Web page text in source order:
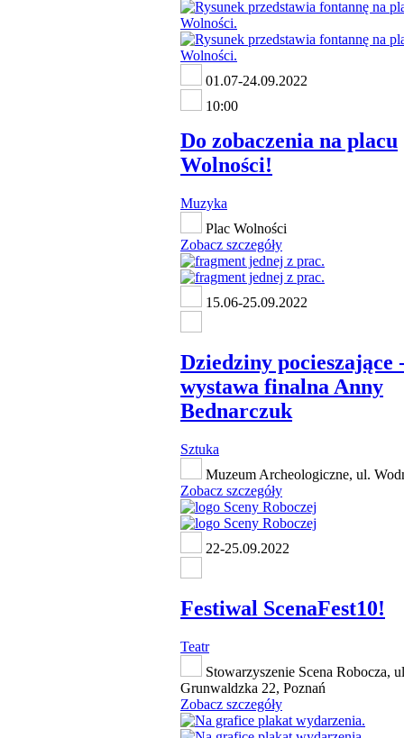
01.07-24.09.2022
10:00
Do zobaczenia na placu
Wolności!
Muzyka
Plac Wolności
Zobacz szczegóły
15.06-25.09.2022
Dziedziny pocieszające
wystawa finalna Anny
Bednarczuk
Sztuka
Muzeum Archeologiczne, ul.
Zobacz szczegóły
22-25.09.2022
Festiwal ScenaFest10!
Teatr
Stowarzyszenie Scena Robocza,
Grunwaldzka 22, Poznań
Zobacz szczegóły